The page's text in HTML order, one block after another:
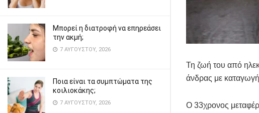
Μπορεί η διατροφή να επηρεάσει
την ακμή;
7 ΑΥΓΟΎΣΤΟΥ, 2026
Ποια είναι τα συμπτώματα της
κοιλιοκάκης;
7 ΑΥΓΟΎΣΤΟΥ, 2026
Τη ζωή του από
άνδρας με
Ο 33χρονος